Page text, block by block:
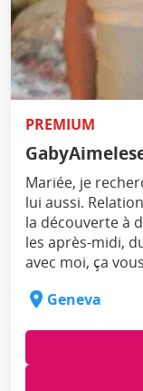
PREMIUM
Mariée, je
lui aussi.
la découverte à
les après-midi,
avec moi, ça
Geneva